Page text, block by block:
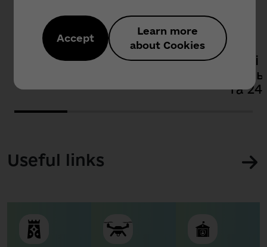
Аеротрансфер
та 24
Useful links
Accept
Learn more
about Cookies